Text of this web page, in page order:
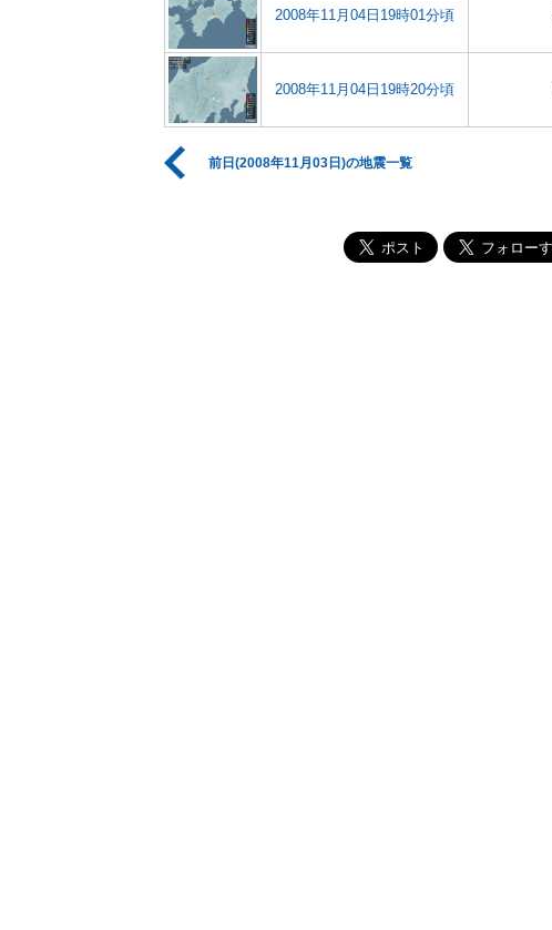
2008年11月04日19時01分頃
2008年11月04日19時20分頃
前日(2008年11月03日)の地震一覧